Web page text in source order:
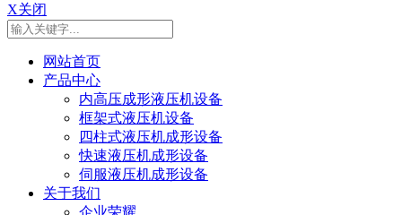
X关闭
网站首页
产品中心
内高压成形液压机设备
框架式液压机设备
四柱式液压机成形设备
快速液压机成形设备
伺服液压机成形设备
关于我们
企业荣耀